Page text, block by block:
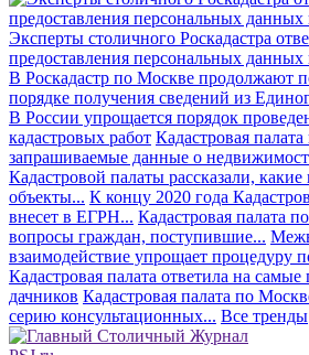
Эксперты столичного Роскадастра
предоставления персональных
В Роскадастр по Москве продолжают
порядке получения сведений из
В России упрощается порядок
кадастровых работ Кадастровая
запрашиваемые данные о
Кадастровой палаты рассказали,
объекты... К концу 2020 года
внесет в ЕГРН... Кадастровая палата
вопросы граждан, поступившие...
взаимодействие упрощает процедуру
Кадастровая палата ответила на
дачников Кадастровая палата по
серию консультационных... Все тренды